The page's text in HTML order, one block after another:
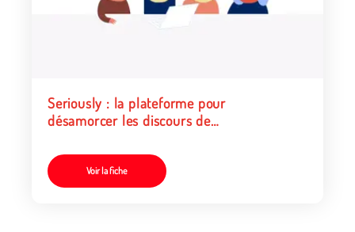
Seriously : la plateforme pour
désamorcer les discours de
Voir la fiche